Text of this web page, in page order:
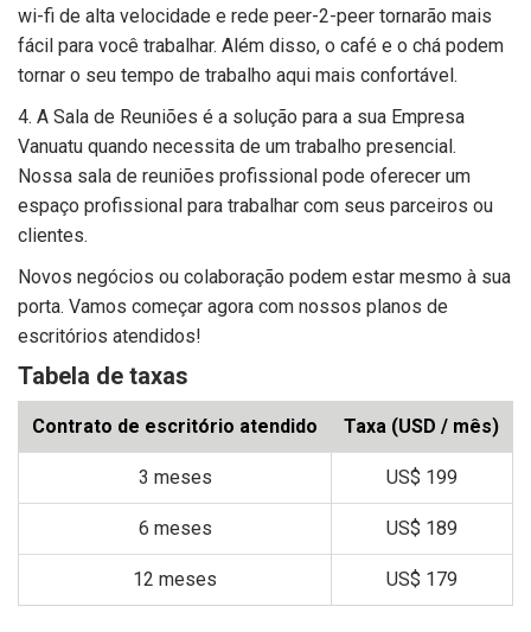
wi-fi de alta velocidade e rede peer-2-peer tornarão mais
fácil para você trabalhar. Além disso, o café e o chá podem
tornar o seu tempo de trabalho aqui mais confortável.
4. A Sala de Reuniões é a solução para a sua Empresa
Vanuatu quando necessita de um trabalho presencial.
Nossa sala de reuniões profissional pode oferecer um
espaço profissional para trabalhar com seus parceiros ou
clientes.
Novos negócios ou colaboração podem estar mesmo à sua
porta. Vamos começar agora com nossos planos de
escritórios atendidos!
Tabela de taxas
Contrato de escritório atendido Taxa (USD / mês)
3 meses US$ 199
6 meses US$ 189
12 meses US$ 179